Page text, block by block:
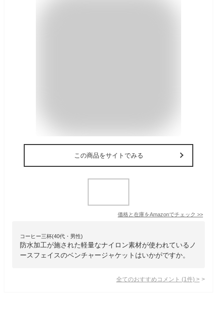
この商品をサイトでみる
価格と在庫をAmazonでチェック >>
コーヒー三杯(40代・男性)
防水加工が施された軽量なナイロン素材が使われているノ
ースフェイスのベンチャージャケットはいかがですか。
全てのおすすめコメント (1 件) >